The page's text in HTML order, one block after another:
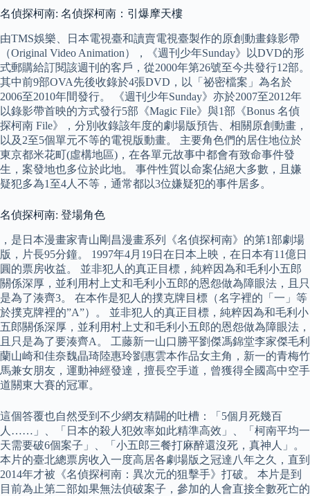
名偵探柯南: 名偵探柯南：引爆摩天樓
由TMS娛樂、日本電視臺和讀賣電視臺製作的原創動畫錄影帶
（Original Video Animation），《週刊少年Sunday》以DVD的形
式郵購給訂閱該週刊的客戶，從2000年第26號至今共發行12部。
其中前9部OVA先後收錄於4張DVD，以「祕密檔案」為名於
2006至2010年間發行。 《週刊少年Sunday》亦於2007至2012年
以錄影帶首映的方式發行5部《Magic File》與1部《Bonus 名偵
探柯南 File》，分別收錄該年度的劇場版預告、相關原創動畫，
以及2至5個單元不等的電視版動畫。 主要角色們的居住地位於
東京都米花町(虛構地區)，在各單元故事中都會有致命事件發
生，案發地也多位於此地。 事件性質以命案佔絕大多數，且嫌
疑犯多為1至4人不等，通常都以3位嫌疑犯的事件居多。
名偵探柯南: 登場角色
，是日本漫畫家青山剛昌漫畫系列《名偵探柯南》的第1部劇場
版，片長95分鐘。 1997年4月19日在日本上映，在日本有11億日
圓的票房收益。 並非犯人的真正目標，純粹因為和毛利小五郎
關係深厚，並利用村上丈和毛利小五郎的恩怨做為障眼法，且只
是為了湊齊3。 在本作是犯人的撲克牌目標（名字裡的「一」等
於撲克牌裡的”A”）。 並非犯人的真正目標，純粹因為和毛利小
五郎關係深厚，並利用村上丈和毛利小五郎的恩怨做為障眼法，
且只是為了要湊齊A。 工藤新一山口勝平劉傑馮錦堂李家傑毛利
蘭山崎和佳奈魏晶琦陸惠玲劉惠雲本作品女主角，新一的青梅竹
馬兼女朋友，運動神經發達，擅長空手道，曾獲得全國高中空手
道關東大賽的冠軍。
這個答覆也自然受到不少網友精闢的吐槽：「5個月死幾百
人……」、「日本的殺人犯效率如此精準高效」、「柯南平均一
天需要破6個案子」、「小五郎三餐打麻醉還沒死，真神人」。
本片的臺北總票房收入一度高居各劇場版之冠達八年之久，直到
2014年才被《名偵探柯南：異次元的狙擊手》打破。 本片是到
目前為止第二部如果無法偵破案子，參加的人會直接全數死亡的